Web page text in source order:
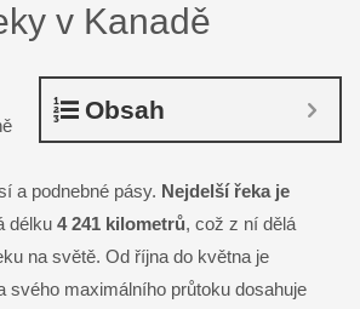
v Kanadě
Obsah
a podnebné pásy. Nejdelší řeka je
délku 4 241 kilometrů, což z ní dělá
na světě. Od října do května je
svého maximálního průtoku dosahuje